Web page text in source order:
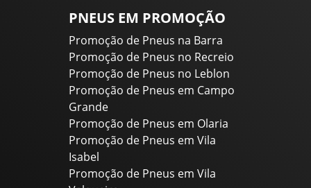
PNEUS EM PROMOÇÃO
Promoção de Pneus na Barra
Promoção de Pneus no Recreio
Promoção de Pneus no Leblon
Promoção de Pneus em Campo
Grande
Promoção de Pneus em Olaria
Promoção de Pneus em Vila
Isabel
Promoção de Pneus em Vila